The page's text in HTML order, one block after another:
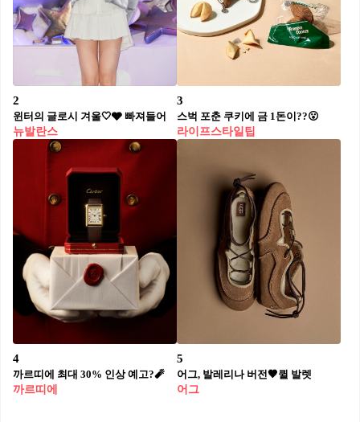
2
윈터의 글로시 겨울🤍🩶 빠져들어
뉴발란스
3
스벅 포춘 쿠키에 금 1돈이??😮
라이프스타일팁
4
까르띠에 최대 30% 인상 예고?🧨
까르띠에
5
어그, 발레리나 버전🤎퀼 발렛
어그